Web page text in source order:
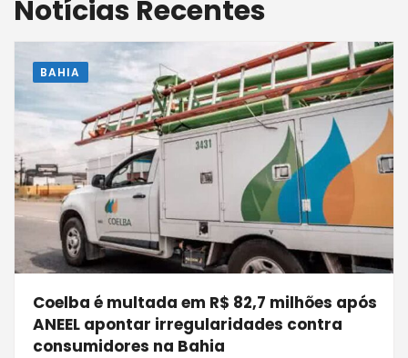
Notícias Recentes
BAHIA
Coelba é multada em R$ 82,7 milhões após
ANEEL apontar irregularidades contra
consumidores na Bahia